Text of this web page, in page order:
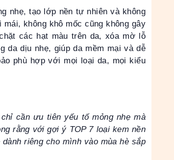
nhẹ, tạo lớp nền tự nhiên và không
không khô mốc cũng không gây
các hạt màu trên da, xóa mờ lỗ
da dịu nhẹ, giúp da mềm mại và dễ
phù hợp với mọi loại da, mọi kiểu
cần ưu tiên yếu tố mỏng nhẹ mà
rằng với gợi ý TOP 7 loại kem nền
riêng cho mình vào mùa hè sắp